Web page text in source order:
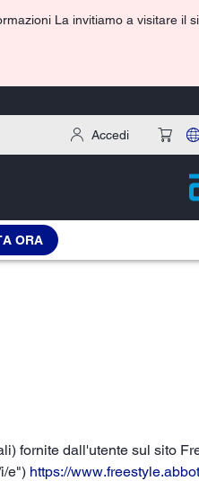
La invitiamo a visitare il
Accedi
ORA
fornite dall'utente sul sito
e") https://